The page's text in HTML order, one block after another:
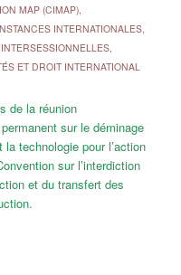
MAP (CIMAP),
INTERNATIONALES,
,
ET DROIT INTERNATIONAL
de la réunion
sur le déminage
technologie pour l’action
sur l’interdiction
et du transfert des